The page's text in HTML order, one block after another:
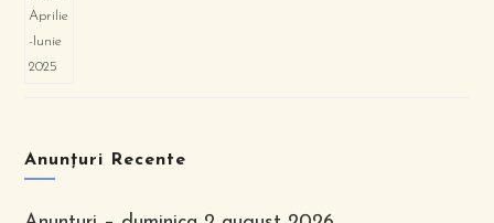
Anunțuri Recente